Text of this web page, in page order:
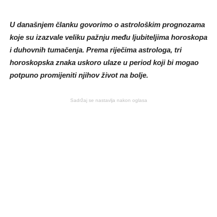
U današnjem članku govorimo o astrološkim prognozama
koje su izazvale veliku pažnju među ljubiteljima horoskopa
i duhovnih tumačenja. Prema riječima astrologa, tri
horoskopska znaka uskoro ulaze u period koji bi mogao
potpuno promijeniti njihov život na bolje.
Sadržaj se nastavlja nakon oglasa